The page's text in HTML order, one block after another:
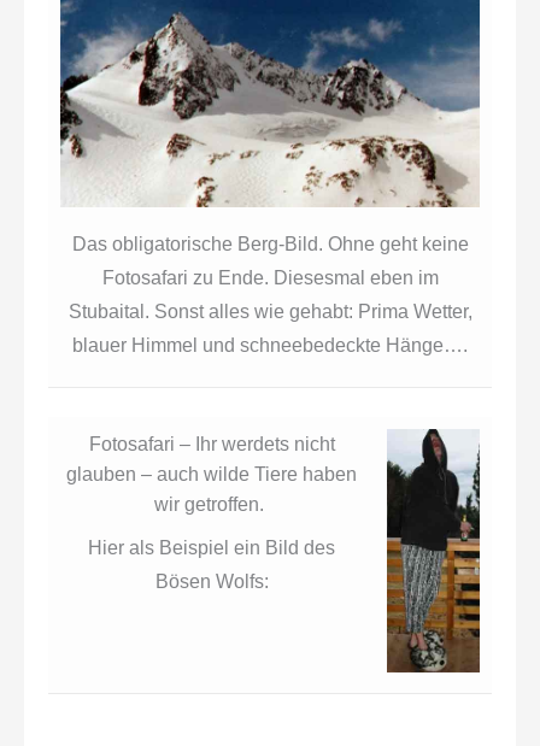
Das obligatorische Berg-Bild. Ohne geht keine
Fotosafari zu Ende. Diesesmal eben im
Stubaital. Sonst alles wie gehabt: Prima Wetter,
blauer Himmel und schneebedeckte Hänge….
Fotosafari – Ihr werdets nicht
glauben – auch wilde Tiere haben
wir getroffen.
Hier als Beispiel ein Bild des
Bösen Wolfs: